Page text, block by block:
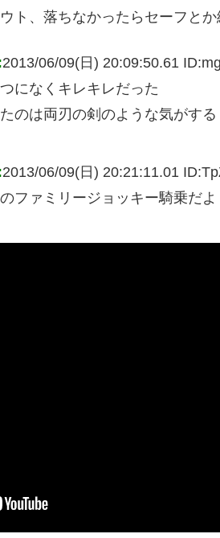
ト、落ちなかったらセーフとか
2013/06/09(日) 20:09:50.61 ID:
になくキレキレだった
のは両刃の剣のような気がする
2013/06/09(日) 20:21:11.01 ID:
ファミリージョッキー騎乗だよ